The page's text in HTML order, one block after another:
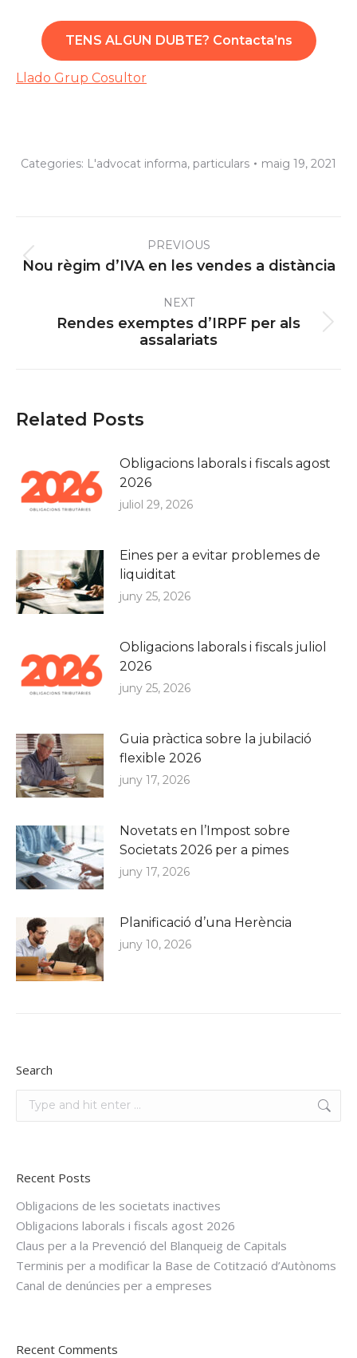
TENS ALGUN DUBTE? Contacta’ns
Llado Grup Cosultor
Categories: L'advocat informa, particulars maig 19, 2021
navigationPREVIOUS
Previous
Nou règim d’IVA en les vendes a distància
NEXT
Next
post:
Rendes exemptes d’IRPF per als
assalariats
Related Posts
Obligacions laborals i fiscals agost
2026
juliol 29, 2026
Eines per a evitar problemes de
liquiditat
juny 25, 2026
Obligacions laborals i fiscals juliol
2026
juny 25, 2026
Guia pràctica sobre la jubilació
flexible 2026
juny 17, 2026
Novetats en l’Impost sobre
Societats 2026 per a pimes
juny 17, 2026
Planificació d’una Herència
juny 10, 2026
Search
Search:
Recent Posts
Obligacions de les societats inactives
Obligacions laborals i fiscals agost 2026
Claus per a la Prevenció del Blanqueig de Capitals
Terminis per a modificar la Base de Cotització d’Autònoms
Canal de denúncies per a empreses
Recent Comments